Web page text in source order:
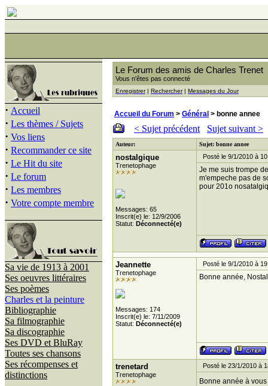
· Accueil
· Les thèmes / Sujets
· Vos liens
· Recommander ce site
· Le Hit du site
· Le forum
· Les membres
· Votre compte membre
Sa vie de 1913 à 2001
Ses oeuvres littéraires
Ses poèmes
Charles et la peinture
Bibliographie
Sa filmographie
Sa discographie
Ses DVD et BluRay
Toutes ses chansons
Ses récompenses et
distinctions
Le Forum des amis de Charles Trenet
Vous n'êtes pas connecté
Enregistrer| Rechercher| Messages du Jour
Accueil du Forum > Général > bonne annee
< Sujet précédent Sujet suivant >
Auteur: Sujet: bonne annee
nostalgique
Trenetophage
Messages: 65
Inscrit(e) le: 12/9/2006
Statut: Déconnecté(e)
Posté le 9/1/2010 à
Je me suis trompe
m'empeche pas de
pour 201o
Jeannette
Trenetophage
Messages: 174
Inscrit(e) le: 7/11/2009
Statut: Déconnecté(e)
Posté le 9/1/2010 à
Bonne année,
trenetard
Trenetophage
Posté le 23/1/2010 à
Bonne année à